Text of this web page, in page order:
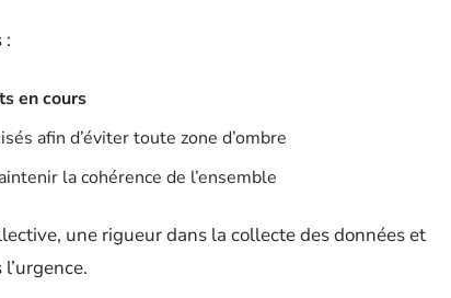
:
en cours
afin d’éviter toute zone d’ombre
la cohérence de l’ensemble
une rigueur dans la collecte des données et